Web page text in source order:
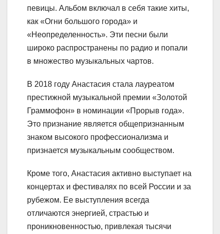
певицы. Альбом включал в себя такие хиты,
как «Огни большого города» и
«Неопределенность». Эти песни были
широко распространены по радио и попали
в множество музыкальных чартов.
В 2018 году Анастасия стала лауреатом
престижной музыкальной премии «Золотой
Граммофон» в номинации «Прорыв года».
Это признание является общепризнанным
знаком высокого профессионализма и
признается музыкальным сообществом.
Кроме того, Анастасия активно выступает на
концертах и фестивалях по всей России и за
рубежом. Ее выступления всегда
отличаются энергией, страстью и
проникновенностью, привлекая тысячи